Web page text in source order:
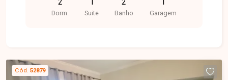
farmácias e diversos comércios, proporcionando
praticidade e qualidade de vida. Apartamento
social e 1 vaga de garagem descoberta. O imóvel
possui ambientes bem distribuídos, oferecendo
Dorm. Suite Banho Garagem
Cód. 52879